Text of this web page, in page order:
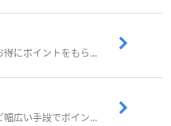
歩いてポイ活！日常生活でお得にポイントをもらおう
歩いたりアンケート回答など幅広い手段でポイントをゲット